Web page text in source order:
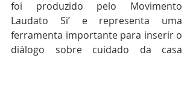
foi produzido pelo Movimento
Laudato Si’ e representa uma
ferramenta importante para inserir o
diálogo sobre cuidado da casa